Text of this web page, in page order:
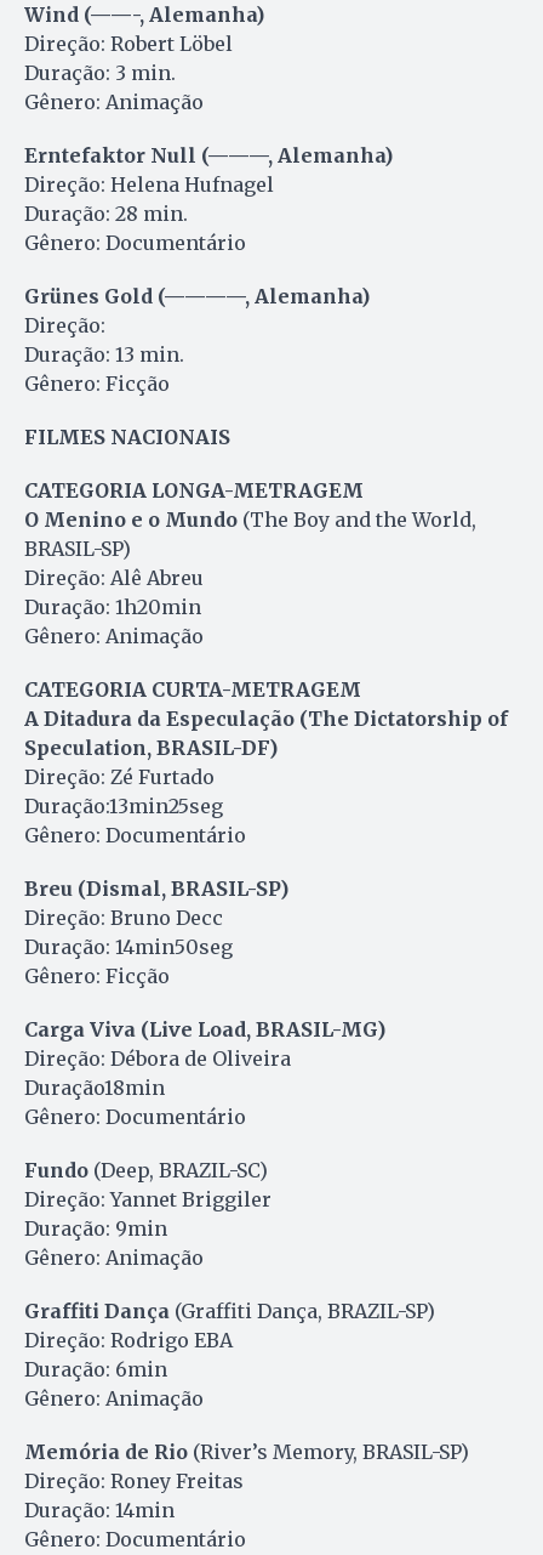
Wind (——-, Alemanha)
Direção: Robert Löbel
Duração: 3 min.
Gênero: Animação
Erntefaktor Null (———, Alemanha)
Direção: Helena Hufnagel
Duração: 28 min.
Gênero: Documentário
Grünes Gold (————, Alemanha)
Direção:
Duração: 13 min.
Gênero: Ficção
FILMES NACIONAIS
CATEGORIA LONGA-METRAGEM
O Menino e o Mundo (The Boy and the World,
BRASIL-SP)
Direção: Alê Abreu
Duração: 1h20min
Gênero: Animação
CATEGORIA CURTA-METRAGEM
A Ditadura da Especulação (The Dictatorship of
Speculation, BRASIL-DF)
Direção: Zé Furtado
Duração:13min25seg
Gênero: Documentário
Breu (Dismal, BRASIL-SP)
Direção: Bruno Decc
Duração: 14min50seg
Gênero: Ficção
Carga Viva (Live Load, BRASIL-MG)
Direção: Débora de Oliveira
Duração18min
Gênero: Documentário
Fundo (Deep, BRAZIL-SC)
Direção: Yannet Briggiler
Duração: 9min
Gênero: Animação
Graffiti Dança (Graffiti Dança, BRAZIL-SP)
Direção: Rodrigo EBA
Duração: 6min
Gênero: Animação
Memória de Rio (River’s Memory, BRASIL-SP)
Direção: Roney Freitas
Duração: 14min
Gênero: Documentário